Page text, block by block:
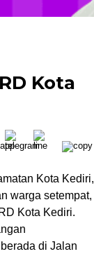
Kota
Kota Kediri,
warga setempat,
Kota Kediri.
di Jalan